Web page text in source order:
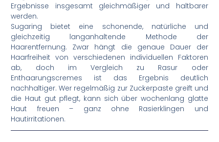
Ergebnisse insgesamt gleichmäßiger und haltbarer
werden.
Sugaring bietet eine schonende, natürliche und
gleichzeitig langanhaltende Methode der
Haarentfernung. Zwar hängt die genaue Dauer der
Haarfreiheit von verschiedenen individuellen Faktoren
ab, doch im Vergleich zu Rasur oder
Enthaarungscremes ist das Ergebnis deutlich
nachhaltiger. Wer regelmäßig zur Zuckerpaste greift und
die Haut gut pflegt, kann sich über wochenlang glatte
Haut freuen – ganz ohne Rasierklingen und
Hautirritationen.